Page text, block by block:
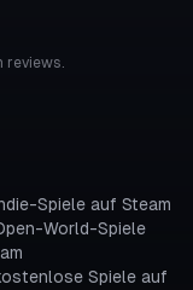
reviews.
Spiele auf Steam
World-Spiele
Spiele auf